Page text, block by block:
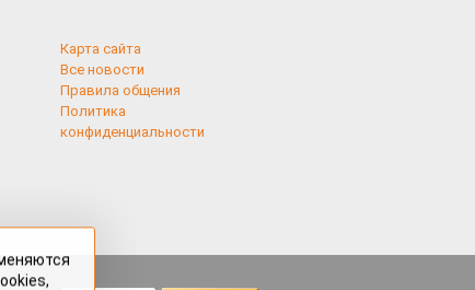
Карта сайта
Все новости
Правила общения
Политика
конфиденциальности